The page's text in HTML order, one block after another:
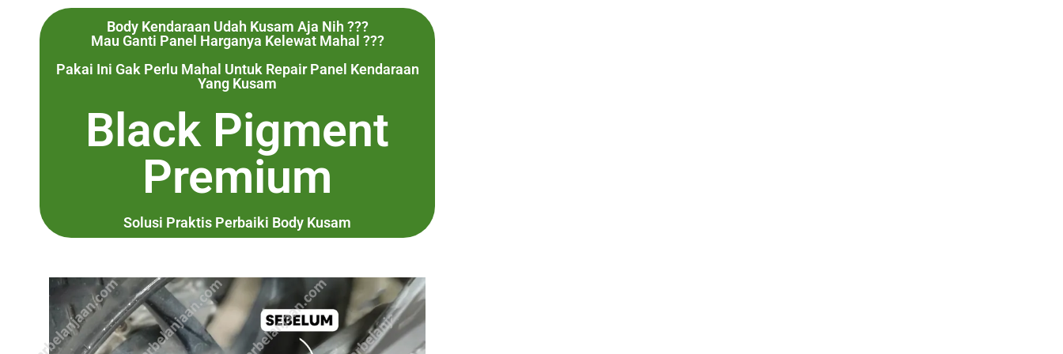
Body Kendaraan Udah Kusam Aja Nih ???
Mau Ganti Panel Harganya Kelewat Mahal ???
Pakai Ini Gak Perlu Mahal Untuk Repair Panel Kendaraan
Yang Kusam
Black Pigment
Premium
Solusi Praktis Perbaiki Body Kusam